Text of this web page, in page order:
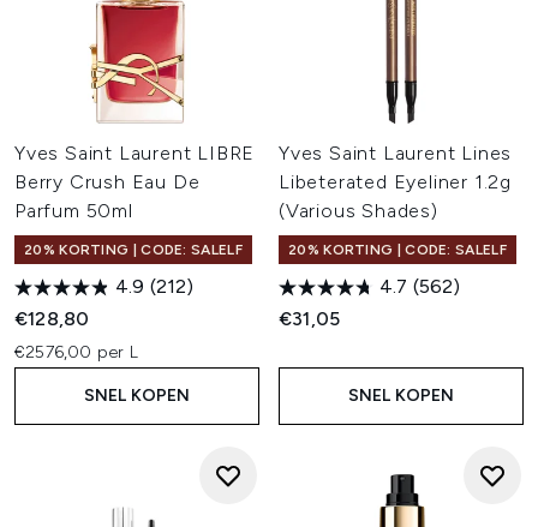
Yves Saint Laurent LIBRE
Berry Crush Eau De
Parfum 50ml
20% KORTING | CODE: SALELF
4.9 (212)
€128,80
€2576,00 per L
SNEL KOPEN
Yves Saint Laurent Lines
Libeterated Eyeliner 1.2g
(Various Shades)
20% KORTING | CODE: SALELF
4.7 (562)
€31,05
SNEL KOPEN